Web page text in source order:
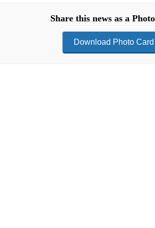
Share this news as a
Download Photo Card